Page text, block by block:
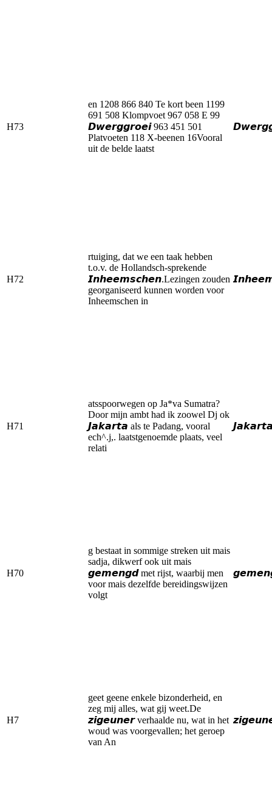
H73
en 1208 866 840 Te kort been 1199
691 508 Klompvoet 967 058 E 99
𝘿𝙬𝙚𝙧𝙜𝙜𝙧𝙤𝙚𝙞 963 451 501
Platvoeten 118 X-beenen 16Vooral
uit de belde laatst
H72
rtuiging, dat we een taak hebben
t.o.v. de Hollandsch-sprekende
𝙄𝙣𝙝𝙚𝙚𝙢𝙨𝙘𝙝𝙚𝙣.Lezingen zouden
georganiseerd kunnen worden voor
Inheemschen in
H71
atsspoorwegen op Ja*va Sumatra?
Door mijn ambt had ik zoowel Dj ok
𝙅𝙖𝙠𝙖𝙧𝙩𝙖 als te Padang, vooral
ech^.j,. laatstgenoemde plaats, veel
relati
H70
g bestaat in sommige streken uit mais
sadja, dikwerf ook uit mais
𝙜𝙚𝙢𝙚𝙣𝙜𝙙 met rijst, waarbij men
voor mais dezelfde bereidingswijzen
volgt
H7
geet geene enkele bizonderheid, en
zeg mij alles, wat gij weet.De
𝙯𝙞𝙜𝙚𝙪𝙣𝙚𝙧 verhaalde nu, wat in het
woud was voorgevallen; het geroep
van An